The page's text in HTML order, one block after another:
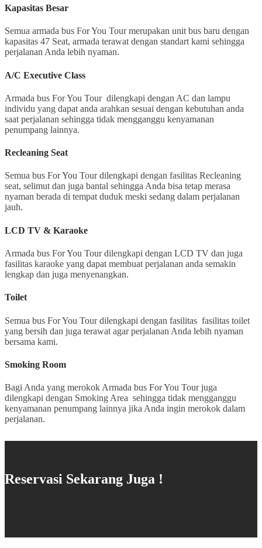
Kapasitas Besar
Semua armada bus For You Tour merupakan unit bus baru dengan
kapasitas 47 Seat, armada terawat dengan standart kami sehingga
perjalanan Anda lebih nyaman.
A/C Executive Class
Armada bus For You Tour dilengkapi dengan AC dan lampu
individu yang dapat anda arahkan sesuai dengan kebutuhan anda
saat perjalanan sehingga tidak mengganggu kenyamanan
penumpang lainnya.
Recleaning Seat
Semua bus For You Tour dilengkapi dengan fasilitas Recleaning
seat, selimut dan juga bantal sehingga Anda bisa tetap merasa
nyaman berada di tempat duduk meski sedang dalam perjalanan
jauh.
LCD TV & Karaoke
Armada bus For You Tour dilengkapi dengan LCD TV dan juga
fasilitas karaoke yang dapat membuat perjalanan anda semakin
lengkap dan juga menyenangkan.
Toilet
Semua bus For You Tour dilengkapi dengan fasilitas fasilitas toilet
yang bersih dan juga terawat agar perjalanan Anda lebih nyaman
bersama kami.
Smoking Room
Bagi Anda yang merokok Armada bus For You Tour juga
dilengkapi dengan Smoking Area sehingga tidak mengganggu
kenyamanan penumpang lainnya jika Anda ingin merokok dalam
perjalanan.
Reservasi Sekarang Juga !